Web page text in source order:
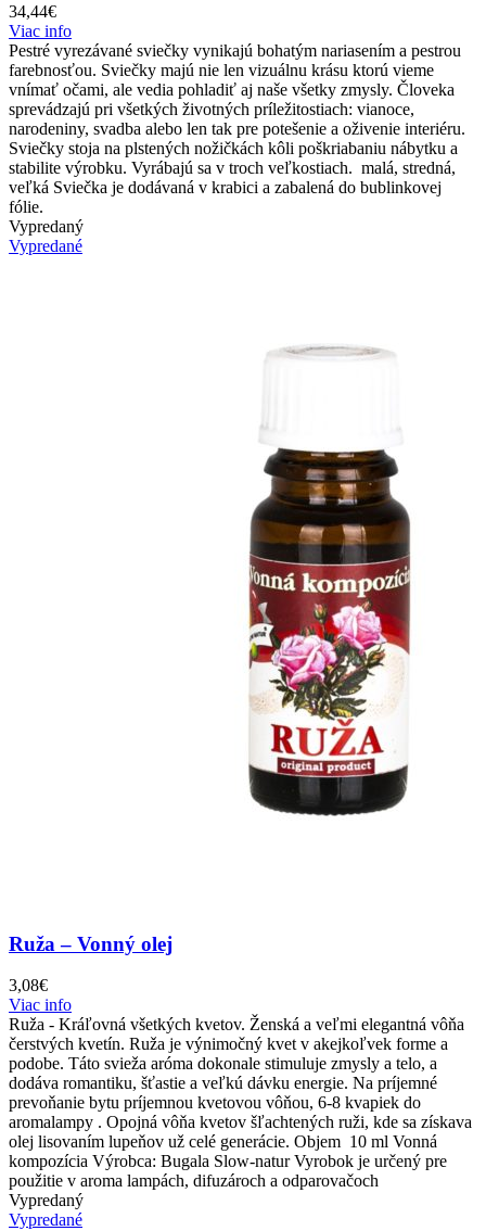
34,44€
Viac info
Pestré vyrezávané sviečky vynikajú bohatým nariasením a pestrou
farebnosťou. Sviečky majú nie len vizuálnu krásu ktorú vieme
vnímať očami, ale vedia pohladiť aj naše všetky zmysly. Človeka
sprevádzajú pri všetkých životných príležitostiach: vianoce,
narodeniny, svadba alebo len tak pre potešenie a oživenie interiéru.
Sviečky stoja na plstených nožičkách kôli poškriabaniu nábytku a
stabilite výrobku. Vyrábajú sa v troch veľkostiach. malá, stredná,
veľká Sviečka je dodávaná v krabici a zabalená do bublinkovej
fólie.
Vypredaný
Vypredané
Ruža – Vonný olej
3,08€
Viac info
Ruža - Kráľovná všetkých kvetov. Ženská a veľmi elegantná vôňa
čerstvých kvetín. Ruža je výnimočný kvet v akejkoľvek forme a
podobe. Táto svieža aróma dokonale stimuluje zmysly a telo, a
dodáva romantiku, šťastie a veľkú dávku energie. Na príjemné
prevoňanie bytu príjemnou kvetovou vôňou, 6-8 kvapiek do
aromalampy . Opojná vôňa kvetov šľachtených ruži, kde sa získava
olej lisovaním lupeňov už celé generácie. Objem 10 ml Vonná
kompozícia Výrobca: Bugala Slow-natur Vyrobok je určený pre
použitie v aroma lampách, difuzároch a odparovačoch
Vypredaný
Vypredané